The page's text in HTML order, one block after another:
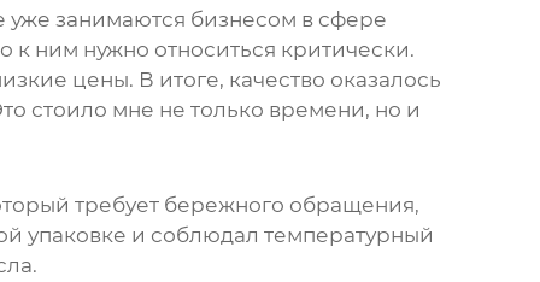
уже занимаются бизнесом в сфере
ним нужно относиться критически.
цены. В итоге, качество оказалось
стоило мне не только времени, но и
требует бережного обращения,
упаковке и соблюдал температурный